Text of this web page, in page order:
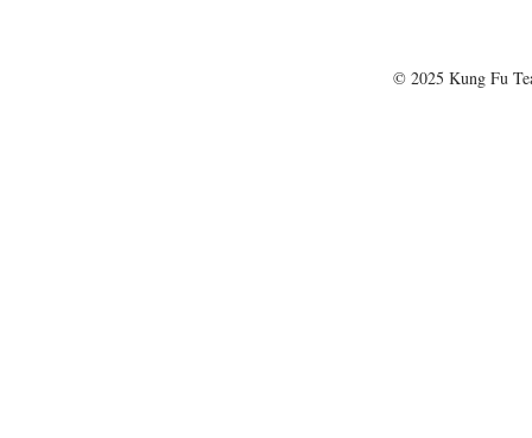
© 2025 Kung Fu